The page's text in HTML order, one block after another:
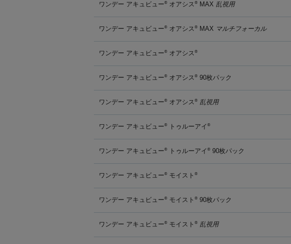
ワンデー アキュビュー® オアシス ® MAX 乱視用
ワンデー アキュビュー® オアシス ® MAX マルチフォーカル
ワンデー アキュビュー® オアシス ®
ワンデー アキュビュー® オアシス ® 90枚パック
ワンデー アキュビュー® オアシス ® 乱視用
ワンデー アキュビュー® トゥルーアイ ®
ワンデー アキュビュー® トゥルーアイ ® 90枚パック
ワンデー アキュビュー® モイスト ®
ワンデー アキュビュー® モイスト ® 90枚パック
ワンデー アキュビュー® モイスト ® 乱視用